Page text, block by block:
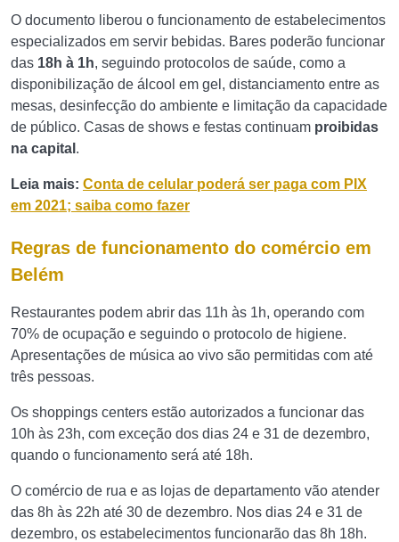
O documento liberou o funcionamento de estabelecimentos
especializados em servir bebidas. Bares poderão funcionar
das 18h à 1h, seguindo protocolos de saúde, como a
disponibilização de álcool em gel, distanciamento entre as
mesas, desinfecção do ambiente e limitação da capacidade
de público. Casas de shows e festas continuam proibidas
na capital .
Leia mais: Conta de celular poderá ser paga com PIX
em 2021; saiba como fazer
Regras de funcionamento do comércio em
Belém
Restaurantes podem abrir das 11h às 1h, operando com
70% de ocupação e seguindo o protocolo de higiene.
Apresentações de música ao vivo são permitidas com até
três pessoas.
Os shoppings centers estão autorizados a funcionar das
10h às 23h, com exceção dos dias 24 e 31 de dezembro,
quando o funcionamento será até 18h.
O comércio de rua e as lojas de departamento vão atender
das 8h às 22h até 30 de dezembro. Nos dias 24 e 31 de
dezembro, os estabelecimentos funcionarão das 8h 18h.